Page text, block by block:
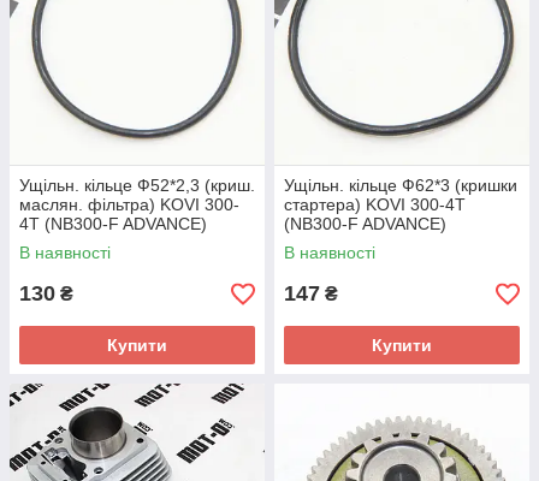
Ущільн. кільце Ф52*2,3 (криш.
маслян. фільтра) KOVI 300-
4T (NB300-F ADVANCE)
В наявності
130 ₴
Купити
Ущільн. кільце Ф62*3 (кришки
стартера) KOVI 300-4T
(NB300-F ADVANCE)
В наявності
147 ₴
Купити